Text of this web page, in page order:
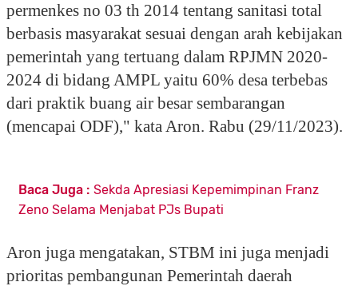
permenkes no 03 th 2014 tentang sanitasi total
berbasis masyarakat sesuai dengan arah kebijakan
pemerintah yang tertuang dalam RPJMN 2020-
2024 di bidang AMPL yaitu 60% desa terbebas
dari praktik buang air besar sembarangan
(mencapai ODF)," kata Aron. Rabu (29/11/2023).
Baca Juga : Sekda Apresiasi Kepemimpinan Franz
Zeno Selama Menjabat PJs Bupati
Aron juga mengatakan, STBM ini juga menjadi
prioritas pembangunan Pemerintah daerah